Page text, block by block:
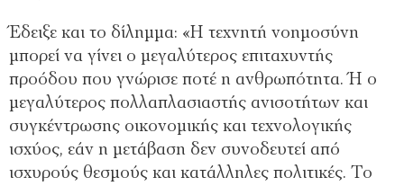
Έδειξε και το δίλημμα: «Η τεχνητή νοημοσύνη
μπορεί να γίνει ο μεγαλύτερος επιταχυντής
προόδου που γνώρισε ποτέ η ανθρωπότητα. Ή ο
μεγαλύτερος πολλαπλασιαστής ανισοτήτων και
συγκέντρωσης οικονομικής και τεχνολογικής
ισχύος, εάν η μετάβαση δεν συνοδευτεί από
ισχυρούς θεσμούς και κατάλληλες πολιτικές. Το